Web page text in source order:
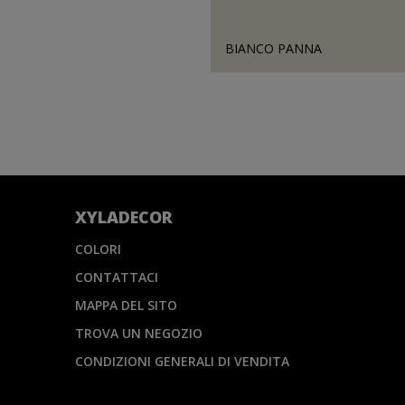
BIANCO PANNA
XYLADECOR
COLORI
CONTATTACI
MAPPA DEL SITO
TROVA UN NEGOZIO
CONDIZIONI GENERALI DI VENDITA